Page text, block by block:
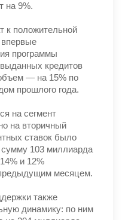
на 9%.
к положительной
впервые
программы
кредитов
— на 15% по
прошлого года.
на сегмент
на вторичный
ставок было
сумму 103 миллиарда
и 12%
месяцем.
также
динамику: по ним